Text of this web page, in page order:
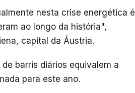
nesta crise energética é
ao longo da história",
capital da Áustria.
barris diários equivalem a
para este ano.